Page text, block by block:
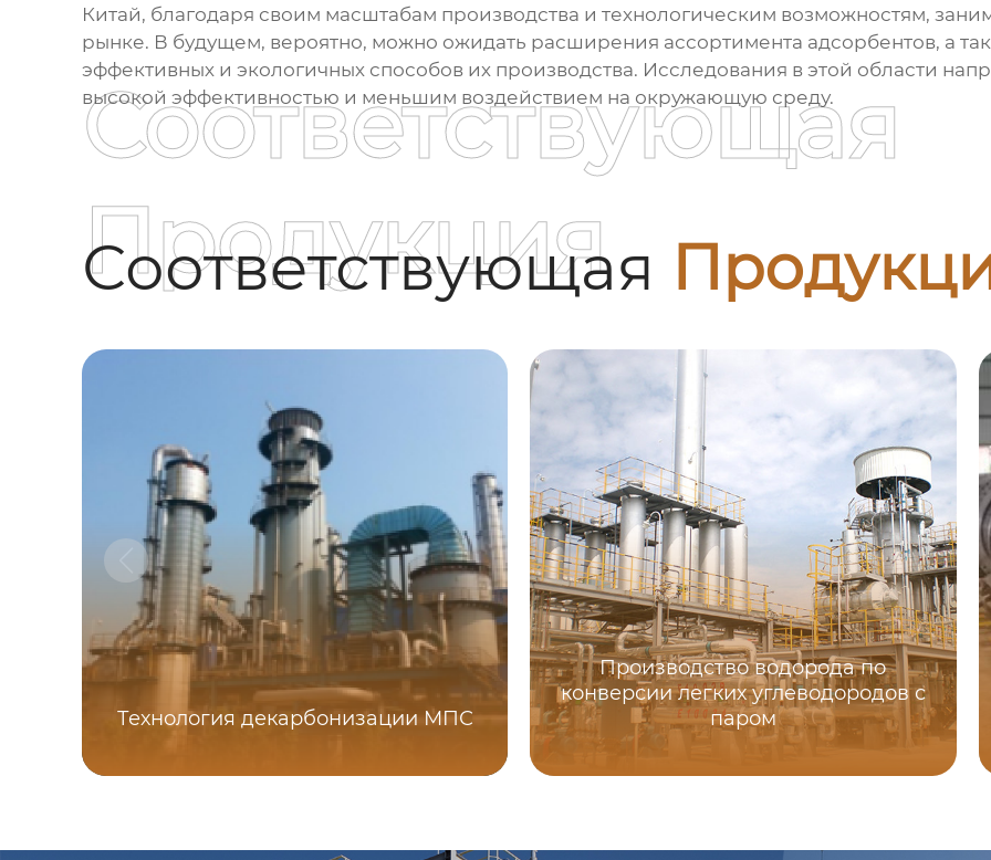
Китай, благодаря своим масштабам производства и технологическим возможностям,
рынке. В будущем, вероятно, можно ожидать расширения ассортимента адсорбентов, а
эффективных и экологичных способов их производства. Исследования в этой области
высокой эффективностью и меньшим воздействием на окружающую среду.
Соответствующая
Соответствующая
Продукция
Технология декарбонизации МПС
Производство водорода по
конверсии легких углеводородов с
паром